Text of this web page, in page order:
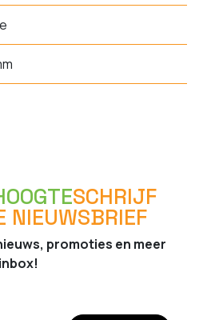
SCHRIJF
NIEUWSBRIEF
promoties en meer